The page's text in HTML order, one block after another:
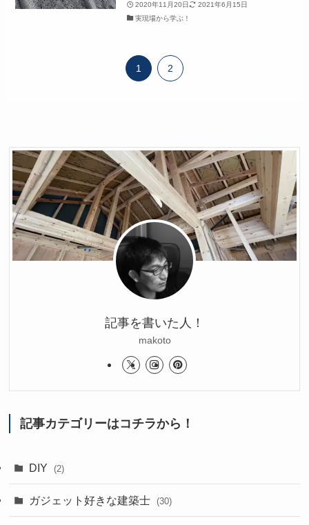
2020年11月20日
2021年6月15日
実現場から学ぶ！
1 2
記事を書いた人！
makoto
記事カテゴリーはコチラから！
DIY (2)
ガジェット好きな建築士 (30)